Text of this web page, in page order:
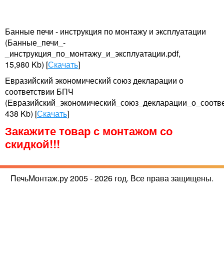
Банные печи - инструкция по монтажу и эксплуатации
(Банные_печи_-
_инструкция_по_монтажу_и_эксплуатации.pdf,
15,980 Kb) [Скачать]
Евразийский экономический союз декларации о
соответствии БПЧ
438 Kb) [Скачать]
Закажите товар с монтажом со
скидкой!!!
ПечьМонтаж.ру 2005 - 2026 год. Все права защищены.